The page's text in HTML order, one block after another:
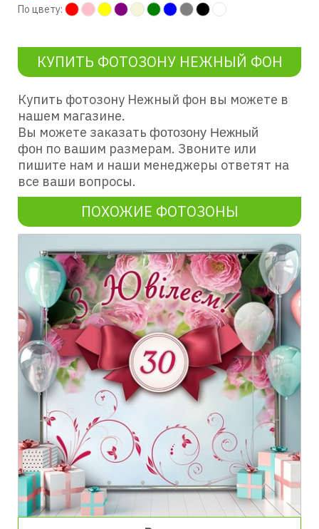
По цвету:
КУПИТЬ ФОТОЗОНУ НЕЖНЫЙ ФОН
Купить фотозону Нежный фон вы можете в
нашем магазине.
Вы можете заказать фотозону Нежный
фон по вашим размерам. Звоните или
пишите нам и наши менеджеры ответят на
все ваши вопросы.
ПОХОЖИЕ ФОТОЗОНЫ